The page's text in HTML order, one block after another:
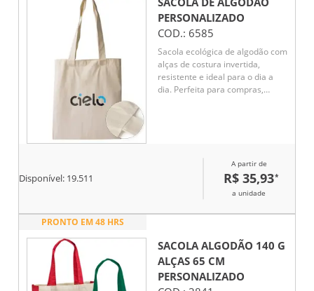
PERSONALIZADO
COD.: 6585
Sacola ecológica de algodão com
alças de costura invertida,
resistente e ideal para o dia a
dia. Perfeita para compras,
conforto no transporte.
Reutilizável e personalizada, é
uma excelente opção de brinde
consumo mais consciente.
Disponível: 19.511
A partir de
R$ 35,93*
a unidade
PRONTO EM 48 HRS
SACOLA ALGODÃO 140 G
ALÇAS 65 CM
PERSONALIZADO